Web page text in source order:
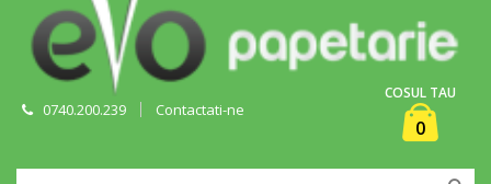
0740.200.239 Contactati-ne
COSUL TAU
0